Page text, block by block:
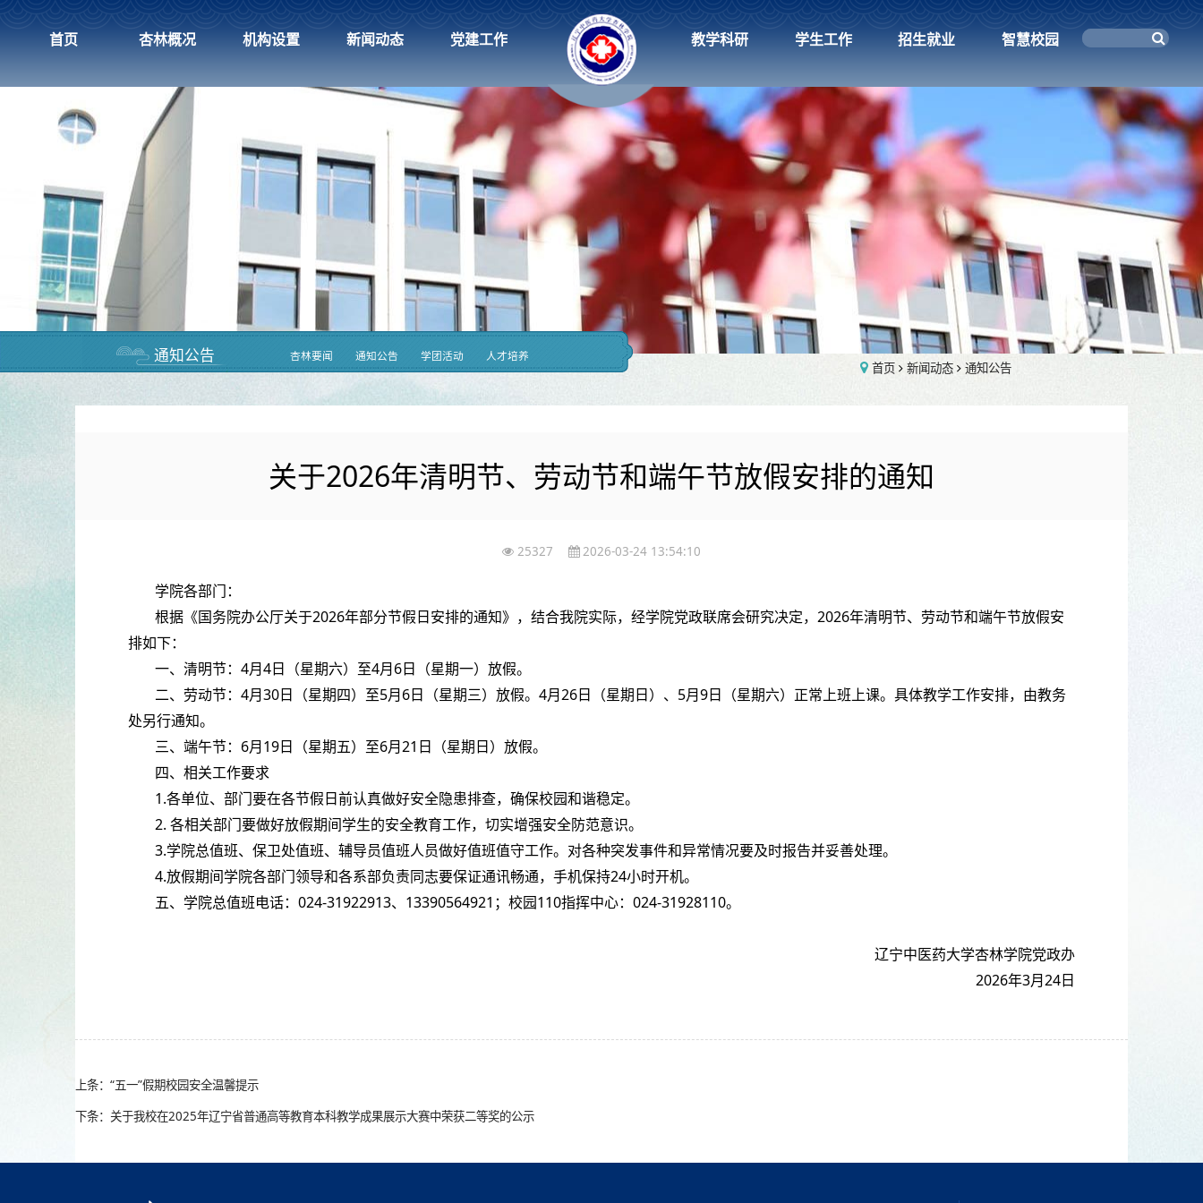
首页 杏林概况 机构设置 新闻动态 党建工作 教学科研 学生工作 招生就业 智慧校园
通知公告 杏林要闻 通知公告 学团活动 人才培养
首页 新闻动态 通知公告
关于2026年清明节、劳动节和端午节放假安排的通知
25327 2026-03-24 13:54:10
学院各部门：
根据《国务院办公厅关于2026年部分节假日安排的通知》，结合我院实际，经学院党政联席会研究决定，2026年清明节、劳动节和端午节放假安
排如下：
一、清明节：4月4日（星期六）至4月6日（星期一）放假。
二、劳动节：4月30日（星期四）至5月6日（星期三）放假。4月26日（星期日）、5月9日（星期六）正常上班上课。具体教学工作安排，由教务
处另行通知。
三、端午节：6月19日（星期五）至6月21日（星期日）放假。
四、相关工作要求
1.各单位、部门要在各节假日前认真做好安全隐患排查，确保校园和谐稳定。
2. 各相关部门要做好放假期间学生的安全教育工作，切实增强安全防范意识。
3.学院总值班、保卫处值班、辅导员值班人员做好值班值守工作。对各种突发事件和异常情况要及时报告并妥善处理。
4.放假期间学院各部门领导和各系部负责同志要保证通讯畅通，手机保持24小时开机。
五、学院总值班电话：024-31922913、13390564921；校园110指挥中心：024-31928110。
辽宁中医药大学杏林学院党政办
2026年3月24日
上条：“五一”假期校园安全温馨提示
下条：关于我校在2025年辽宁省普通高等教育本科教学成果展示大赛中荣获二等奖的公示